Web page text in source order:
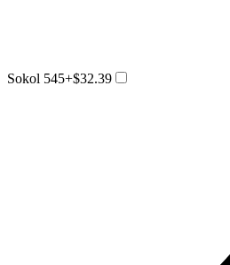
Sokol 545+$32.39